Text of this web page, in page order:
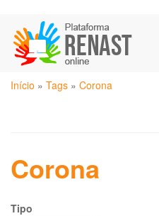
para
conteúdo
principal
Você
Início » Tags » Corona
Corona
Tipo